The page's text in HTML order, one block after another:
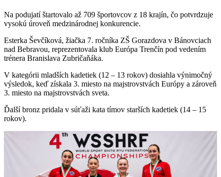
Na podujatí štartovalo až 709 športovcov z 18 krajín, čo potvrdzuje
vysokú úroveň medzinárodnej konkurencie.
Esterka Ševčíková, žiačka 7. ročníka ZŠ Gorazdova v Bánovciach
nad Bebravou, reprezentovala klub Európa Trenčín pod vedením
trénera Branislava Zubričaňáka.
V kategórii mladších kadetiek (12 – 13 rokov) dosiahla výnimočný
výsledok, keď získala 3. miesto na majstrovstvách Európy a zároveň
3. miesto na majstrovstvách sveta.
Ďalší bronz pridala v súťaži kata tímov starších kadetiek (14 – 15
rokov).